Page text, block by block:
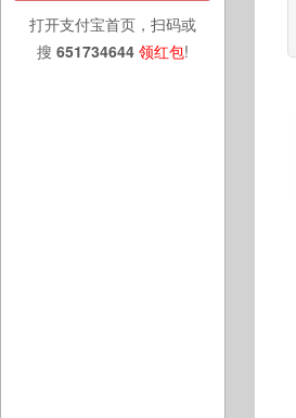
打开支付宝首页，扫码或
搜 651734644 领红包!